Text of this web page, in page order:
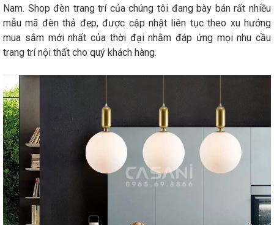
Nam. Shop đèn trang trí của chúng tôi đang bày bán rất nhiều
mẫu mã đèn thả đẹp, được cập nhật liên tục theo xu hướng
mua sắm mới nhất của thời đại nhằm đáp ứng mọi nhu cầu
trang trí nội thất cho quý khách hàng.